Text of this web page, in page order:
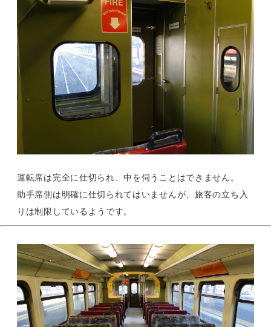
運転席は完全に仕切られ、中を伺うことはできません。
助手席側は明確に仕切られてはいませんが、旅客の立ち入
りは制限しているようです。